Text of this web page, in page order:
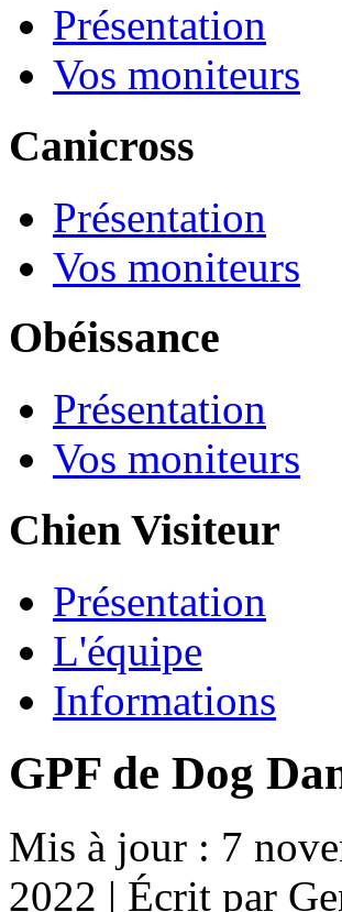
Présentation
Vos moniteurs
Canicross
Présentation
Vos moniteurs
Obéissance
Présentation
Vos moniteurs
Chien Visiteur
Présentation
L'équipe
Informations
GPF de Dog
Mis à jour : 7
2022 | Écrit par